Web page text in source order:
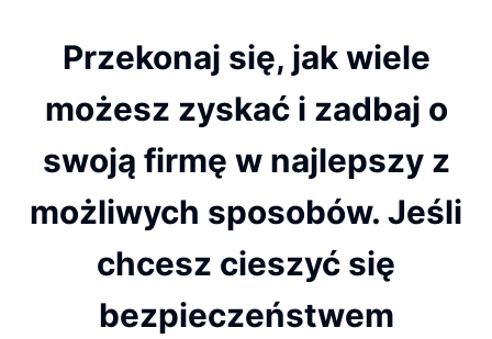
Przekonaj się, jak wiele
możesz zyskać i zadbaj o
swoją firmę w najlepszy z
możliwych sposobów. Jeśli
chcesz cieszyć się
bezpieczeństwem